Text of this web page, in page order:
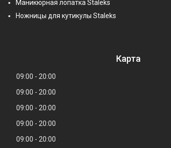
Маникюрная лопатка Staleks
Ножницы для кутикулы Staleks
09:00
20:00
09:00
20:00
09:00
20:00
09:00
20:00
09:00 20:00
Карта